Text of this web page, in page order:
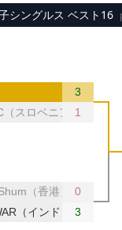
シングルス ベスト16
3
スロベニア）1
（香港）
0
（インド）
3